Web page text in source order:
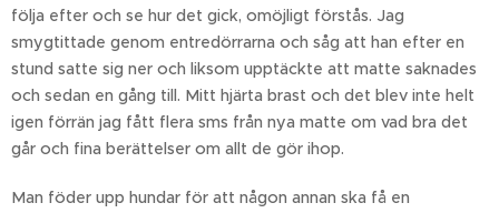
följa efter och se hur det gick, omöjligt förstås. Jag
smygtittade genom entredörrarna och såg att han efter en
stund satte sig ner och liksom upptäckte att matte saknades
och sedan en gång till. Mitt hjärta brast och det blev inte helt
igen förrän jag fått flera sms från nya matte om vad bra det
går och fina berättelser om allt de gör ihop.
Man föder upp hundar för att någon annan ska få en